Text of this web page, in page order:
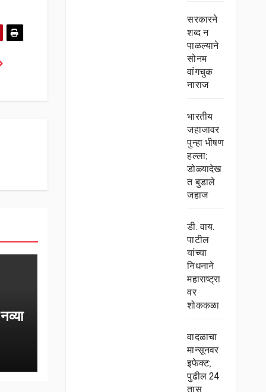
सरकारने
शब्द न
पाळल्याने
सोनम
वांगचुक
नाराज
भारतीय
जहाजावर
पुन्हा भीषण
हल्ला;
डोळ्यादेख
त बुडाले
जहाज
डी. वाय.
पाटील
यांच्या
निधनाने
महाराष्ट्रा
वर
शोककळा
वादळाचा
मान्सूनवर
इफेक्ट;
पुढील 24
तास